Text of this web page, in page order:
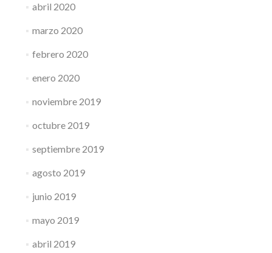
abril 2020
marzo 2020
febrero 2020
enero 2020
noviembre 2019
octubre 2019
septiembre 2019
agosto 2019
junio 2019
mayo 2019
abril 2019